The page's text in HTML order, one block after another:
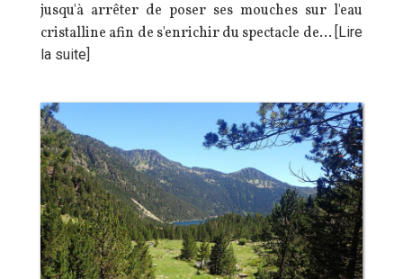
jusqu'à arrêter de poser ses mouches sur l'eau
cristalline afin de s'enrichir du spectacle de… [Lire
la suite]